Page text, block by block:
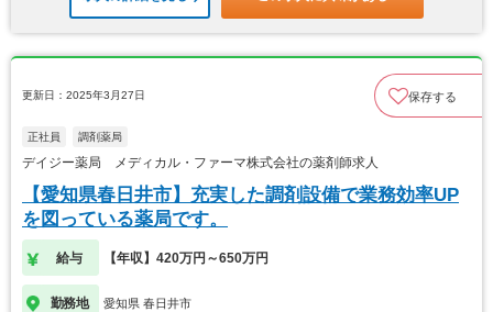
更新日：2025年3月27日 保存する
正社員 調剤薬局
デイジー薬局 メディカル・ファーマ株式会社の薬剤師求人
【愛知県春日井市】充実した調剤設備で業務効率UP
を図っている薬局です。
給与 【年収】420万円～650万円
勤務地 愛知県 春日井市